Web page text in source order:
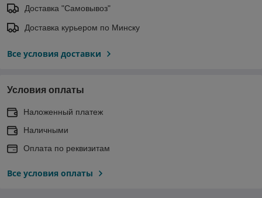
Доставка "Самовывоз"
Доставка курьером по Минску
Все условия доставки
Условия оплаты
Наложенный платеж
Наличными
Оплата по реквизитам
Все условия оплаты